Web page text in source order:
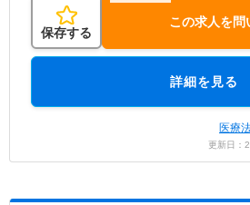
保存する
この求人を問
詳細を見る
医療
更新日